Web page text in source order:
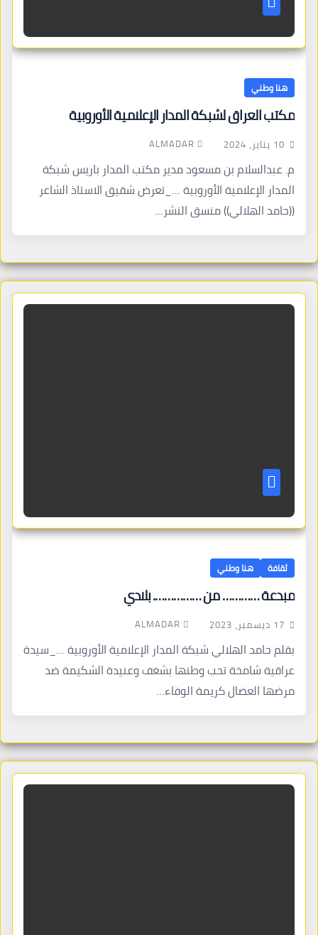
هنا وطني
مكتب العراق لشبكة المدار الإعلامية الأوروبية
10 يناير، 2024 ALMADAR
م. عبدالسلام بن مسعود مدير مكتب المدار باريس شبكة
المدار الإعلامية الأوروبية …_تعرض شقيق الاستاذ الشاعر
((حامد الهلالي)) منسق النشر…
ثقافة هنا وطني
مبدعة ………… من ……………. بلادي
17 ديسمبر، 2023 ALMADAR
بقلم حامد الهلالي شبكة المدار الإعلامية الأوروبية …_سيدة
عراقية شامخة تحب وطنها بشغف وعنيدة الشكيمة ضد
مرضها العضال كريمة الوفاء…